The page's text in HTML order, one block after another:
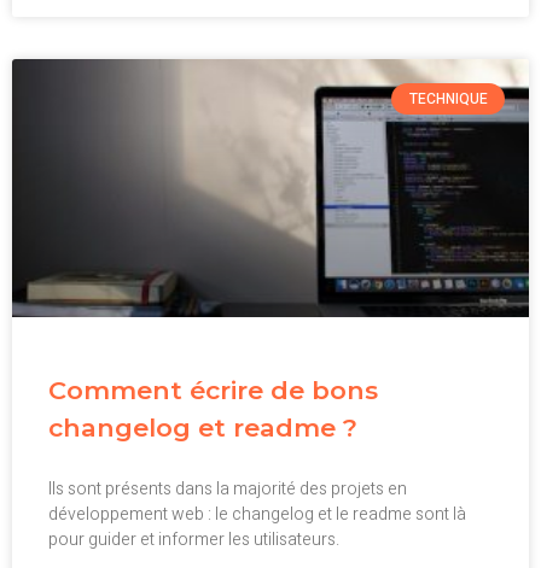
TECHNIQUE
Comment écrire de bons
changelog et readme ?
Ils sont présents dans la majorité des projets en
développement web : le changelog et le readme sont là
pour guider et informer les utilisateurs.